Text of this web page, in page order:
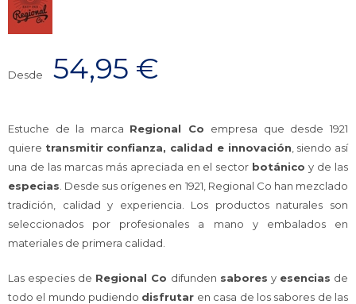
Desde 54,95 €
Estuche de la marca Regional Co empresa que desde 1921
quiere transmitir confianza, calidad e innovación , siendo así
una de las marcas más apreciada en el sector botánico y de las
especias . Desde sus orígenes en 1921, Regional Co han mezclado
tradición, calidad y experiencia. Los productos naturales son
seleccionados por profesionales a mano y embalados en
materiales de primera calidad.
Las especies de Regional Co difunden sabores y esencias de
todo el mundo pudiendo disfrutar en casa de los sabores de las